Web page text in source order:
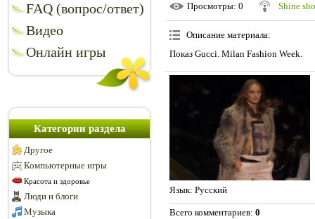
FAQ (вопрос/ответ)
Видео
Онлайн игры
Категории раздела
Другое
Компьютерные игры
Красота и здоровье
Люди и блоги
Музыка
Просмотры: 0 Shine
Описание материала:
Показ Gucci. Milan Fashion Week.
Язык: Русский
Всего комментариев: 0